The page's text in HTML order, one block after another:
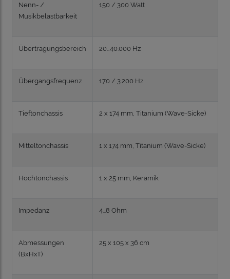
Nenn- /
Musikbelastbarkeit
150 / 300 Watt
Übertragungsbereich 20…40.000 Hz
Übergangsfrequenz 170 / 3.200 Hz
Tieftonchassis 2 x 174 mm, Titanium (Wave-Sicke)
Mitteltonchassis 1 x 174 mm, Titanium (Wave-Sicke)
Hochtonchassis 1 x 25 mm, Keramik
Impedanz 4...8 Ohm
Abmessungen
(BxHxT)
25 x 105 x 36 cm